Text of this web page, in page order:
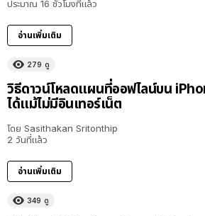
ประมาณ 16 ชั่วโมงที่แล้ว
อ่านเพิ่มเติม
279 ดู
วิธีดาวน์โหลดแผนที่ออฟไลน์บน
ได้แม้ไม่มีอินเทอร์เน็ต
โดย Sasithakan Sritonthip
2 วันที่แล้ว
อ่านเพิ่มเติม
349 ดู